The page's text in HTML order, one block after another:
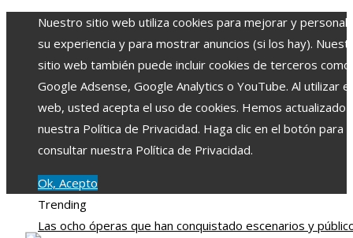
Nuestro sitio web utiliza cookies para mejorar y
su experiencia y para mostrar anuncios (si los hay).
sitio web también puede incluir cookies de terceros como
Google Adsense, Google Analytics o YouTube. Al utilizar
web, usted acepta el uso de cookies. Hemos actualizado
nuestra Política de Privacidad. Haga clic en el botón para
consultar nuestra Política de Privacidad.
Ok, Acepto
Trending
Las ocho óperas que han conquistado escenarios y